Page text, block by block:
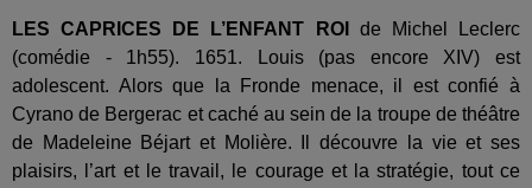
LES CAPRICES DE L’ENFANT ROI de Michel Leclerc
(comédie - 1h55). 1651. Louis (pas encore XIV) est
adolescent. Alors que la Fronde menace, il est confié à
Cyrano de Bergerac et caché au sein de la troupe de théâtre
de Madeleine Béjart et Molière. Il découvre la vie et ses
plaisirs, l’art et le travail, le courage et la stratégie, tout ce